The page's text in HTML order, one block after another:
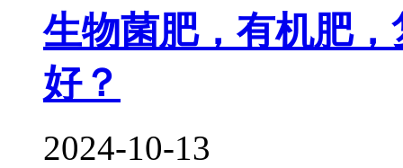
生物菌肥，有机肥
好？
2024-10-13